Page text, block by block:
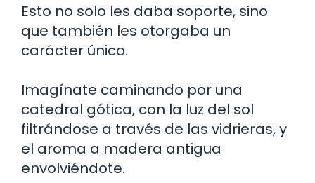
Esto no solo les daba soporte, sino
que también les otorgaba un
carácter único.
Imagínate caminando por una
catedral gótica, con la luz del sol
filtrándose a través de las vidrieras, y
el aroma a madera antigua
envolviéndote.